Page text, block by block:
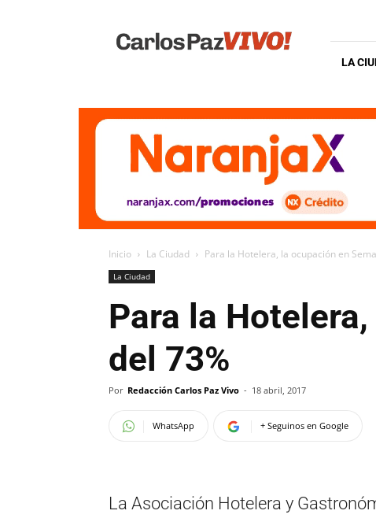
Vivo
LA
Inicio La Ciudad Para la Hotelera, la ocupación en
La Ciudad
Para la
del 73%
Por Redacción Carlos Paz Vivo - 18 abril, 2017
WhatsApp + Seguinos en Google
La Asociación Hotelera y